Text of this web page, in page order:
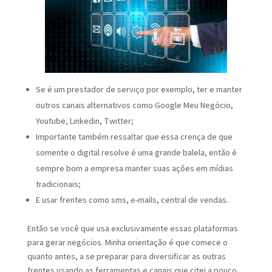
Se é um prestador de serviço por exemplo, ter e manter
outros canais alternativos como Google Meu Negócio,
Youtube, Linkedin, Twitter;
Importante também ressaltar que essa crença de que
somente o digital resolve é uma grande balela, então é
sempre bom a empresa manter suas ações em mídias
tradicionais;
E usar frentes como sms, e-mails, central de vendas.
Então se você que usa exclusivamente essas plataformas
para gerar negócios. Minha orientação é que comece o
quanto antes, a se preparar para diversificar as outras